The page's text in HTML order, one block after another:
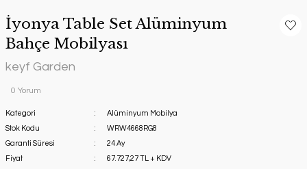
İyonya Table Set Alüminyum
Bahçe Mobilyası
keyf Garden
0 Yorum
Kategori
Alüminyum Mobilya
Stok Kodu
WRW4668RG8
Garanti Süresi
24 Ay
Fiyat
67.727,27 TL + KDV